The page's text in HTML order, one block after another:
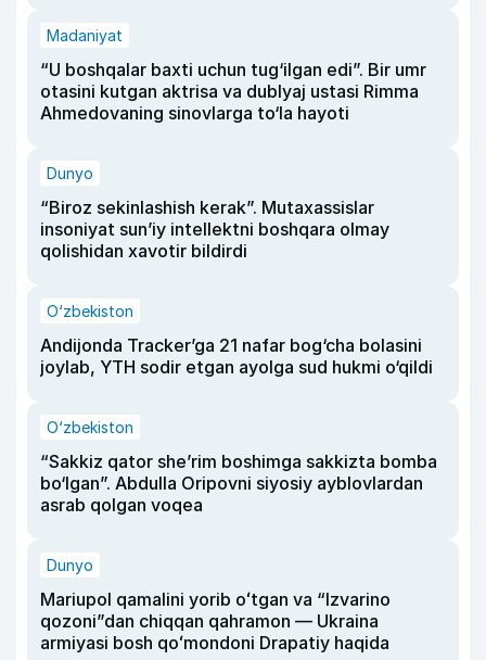
Madaniyat
“U boshqalar baxti uchun tug‘ilgan edi”. Bir umr
otasini kutgan aktrisa va dublyaj ustasi Rimma
Ahmedovaning sinovlarga to‘la hayoti
Dunyo
“Biroz sekinlashish kerak”. Mutaxassislar
insoniyat sun’iy intellektni boshqara olmay
qolishidan xavotir bildirdi
O‘zbekiston
Andijonda Tracker’ga 21 nafar bog‘cha bolasini
joylab, YTH sodir etgan ayolga sud hukmi o‘qildi
O‘zbekiston
“Sakkiz qator she’rim boshimga sakkizta bomba
bo‘lgan”. Abdulla Oripovni siyosiy ayblovlardan
asrab qolgan voqea
Dunyo
Mariupol qamalini yorib oʻtgan va “Izvarino
qozoni”dan chiqqan qahramon — Ukraina
armiyasi bosh qoʻmondoni Drapatiy haqida